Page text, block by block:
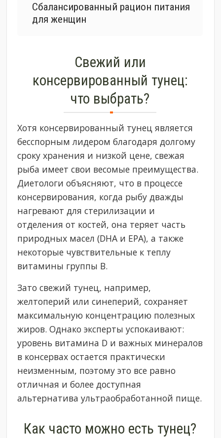
Сбалансированный рацион питания
для женщин
Свежий или
консервированный тунец:
что выбрать?
Хотя консервированный тунец является
бесспорным лидером благодаря долгому
сроку хранения и низкой цене, свежая
рыба имеет свои весомые преимущества.
Диетологи объясняют, что в процессе
консервирования, когда рыбу дважды
нагревают для стерилизации и
отделения от костей, она теряет часть
природных масел (DHA и EPA), а также
некоторые чувствительные к теплу
витамины группы В.
Зато свежий тунец, например,
желтоперий или синеперий, сохраняет
максимальную концентрацию полезных
жиров. Однако эксперты успокаивают:
уровень витамина D и важных минералов
в консервах остается практически
неизменным, поэтому это все равно
отличная и более доступная
альтернатива ультраобработанной пище.
Как часто можно есть тунец?